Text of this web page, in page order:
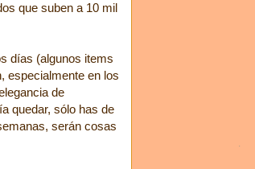
que suben a 10 mil
días (algunos items
especialmente en los
de
quedar, sólo has de
serán cosas